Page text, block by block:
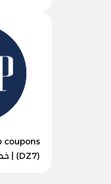
(DZ7) | خصم 35% اليوم